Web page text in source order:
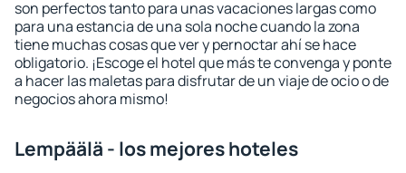
son perfectos tanto para unas vacaciones largas como
para una estancia de una sola noche cuando la zona
tiene muchas cosas que ver y pernoctar ahí se hace
obligatorio. ¡Escoge el hotel que más te convenga y ponte
a hacer las maletas para disfrutar de un viaje de ocio o de
negocios ahora mismo!
Lempäälä - los mejores hoteles